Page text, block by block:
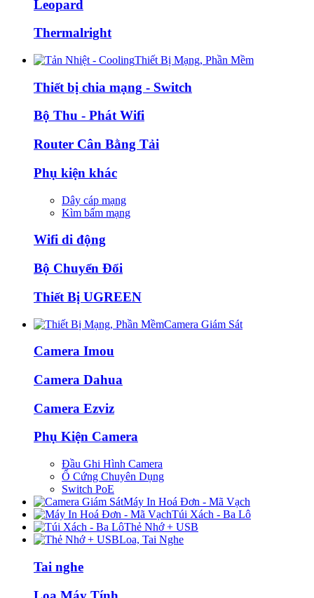
Leopard
Thermalright
Thiết Bị Mạng, Phần Mềm
Thiết bị chia mạng - Switch
Bộ Thu - Phát Wifi
Router Cân Bằng Tải
Phụ kiện khác
Dây cáp mạng
Kìm bấm mạng
Wifi di động
Bộ Chuyển Đổi
Thiết Bị UGREEN
Camera Giám Sát
Camera Imou
Camera Dahua
Camera Ezviz
Phụ Kiện Camera
Đầu Ghi Hình Camera
Ổ Cứng Chuyên Dụng
Switch PoE
Máy In Hoá Đơn - Mã Vạch
Túi Xách - Ba Lô
Thẻ Nhớ + USB
Loa, Tai Nghe
Tai nghe